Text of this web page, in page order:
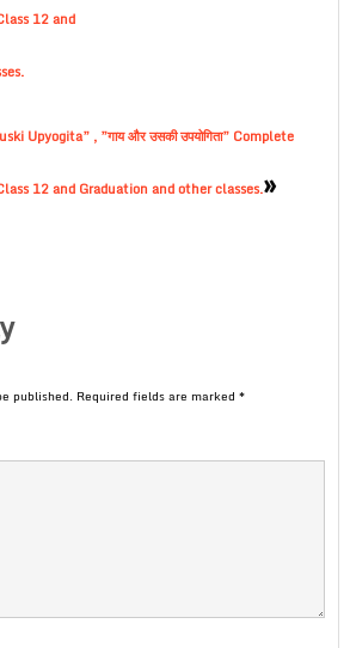
12 and
Upyogita” , ”गाय और उसकी उपयोगिता” Complete
12 and Graduation and other classes.»
published. Required fields are marked *